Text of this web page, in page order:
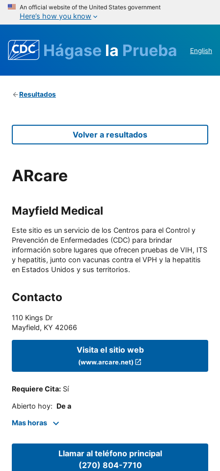
An official website of the United States government
Here’s how you know
Hágase la Prueba English
Resultados
Volver a resultados
ARcare
Mayfield Medical
Este sitio es un servicio de los Centros para el Control y
Prevención de Enfermedades (CDC) para brindar
información sobre lugares que ofrecen pruebas de VIH, ITS
y hepatitis, junto con vacunas contra el VPH y la hepatitis
en Estados Unidos y sus territorios.
Contacto
110 Kings Dr
Mayfield, KY 42066
Visita el sitio web
(www.arcare.net)
Requiere Cita: Sí
Abierto hoy: De a
Mas horas
Llamar al teléfono principal
(270) 804-7710